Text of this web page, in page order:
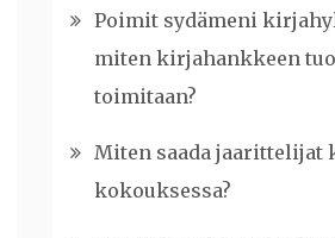
Poimit sydämeni
miten kirjahankkeen
toimitaan?
Miten saada jaarittelijat
kokouksessa?